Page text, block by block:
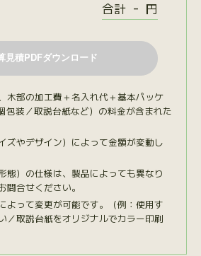
合計 - 円
木部の加工費＋名入れ代＋基本パッケ
包装／取説台紙など）の料金が含まれた
ズやデザイン）によって金額が変動し
態）の仕様は、製品によっても異なり
問合せください。
よって変更が可能です。（例：使用す
／取説台紙をオリジナルでカラー印刷